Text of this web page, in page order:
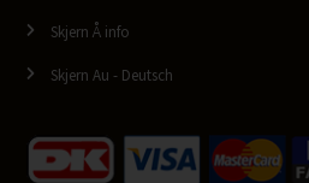
Skjern Å info
Skjern Au - Deutsch